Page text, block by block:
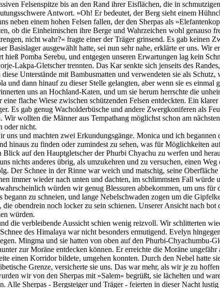
Felsenspitze bis an den Rand ihrer Eisflächen, die in
Antwort. »Oh! Er bedeutet, der Berg sieht einem
neben einem hohen Felsen fallen, der den Sherpas als
ob die Einheimischen ihre Berge und Wahrzeichen wohl genauso
nicht wahr?« fragte einer der Träger grinsend. Es gab keinen
Basislager ausgewählt hatte, sei nun sehr nahe, erklärte er uns.
Pomba Serebu, und entgegen unseren Erwartungen lag kein
Lakpa-Gletscher trennten. Das Kar senkte sich jenseits des
Unterstände mit Bambusmatten und verwendeten sie als
und dann hinauf zu dieser Stelle gelangten, aber wenn sie es
uns an Hochland-Katen, und um sie herum herrschte die
flache Wiese zwischen schützenden Felsen entdeckten. Ein
Es gab genug Wacholderbüsche und andere Zwergkoniferen als
Wir wollten die Männer aus Tempathang möglichst schon am
oder nicht.
uns und machten zwei Erkundungsgänge. Monica und ich
hinaus zu finden oder zumindest zu sehen, was für Möglichkeiten
auf den Hauptgletscher der Phurbi Chyachu zu werfen und
nichts anderes übrig, als umzukehren und zu versuchen, einen
Der Schnee in der Rinne war weich und matschig, seine
immer wieder nach unten und dachten, im schlimmsten Fall
würden wir genug Blessuren abbekommen, um uns
begann zu schneien, und lange Nebelschwaden zogen um die
die obendrein noch locker zu sein schienen. Unserer Ansicht nach
würden.
die verbleibende Aussicht schien wenig reizvoll. Wir schlitterten
des Himalaya war nicht besonders ermutigend. Evelyn
Mingma und sie hatten von oben auf den Phurbi-Chyachumbu-
zur Moräne entdecken können. Er erreichte die Moräne
einen Korridor bildete, umgehen konnten. Durch den Nebel hatte
Grenze, versicherte sie uns. Das war mehr, als wir je zu
wir von den Sherpas mit »Salem« begrüßt, sie lächelten und
Alle Sherpas - Bergsteiger und Träger - feierten in dieser Nacht